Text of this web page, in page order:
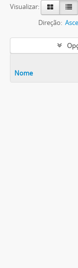
Visualizar:
Direção:
Nome